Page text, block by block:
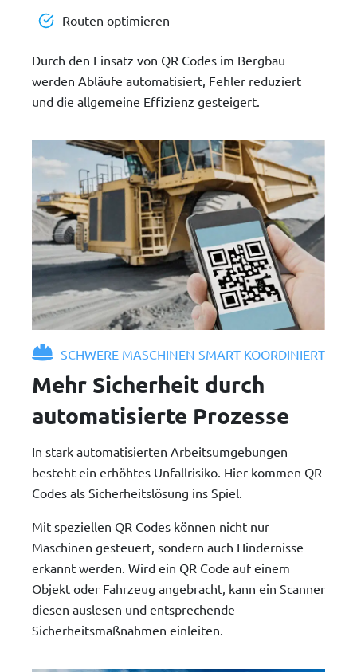
Routen optimieren
Durch den Einsatz von QR Codes im Bergbau
werden Abläufe automatisiert, Fehler reduziert
und die allgemeine Effizienz gesteigert.
SCHWERE MASCHINEN SMART KOORDINIERT
Mehr Sicherheit durch
automatisierte Prozesse
In stark automatisierten Arbeitsumgebungen
besteht ein erhöhtes Unfallrisiko. Hier kommen QR
Codes als Sicherheitslösung ins Spiel.
Mit speziellen QR Codes können nicht nur
Maschinen gesteuert, sondern auch Hindernisse
erkannt werden. Wird ein QR Code auf einem
Objekt oder Fahrzeug angebracht, kann ein Scanner
diesen auslesen und entsprechende
Sicherheitsmaßnahmen einleiten.